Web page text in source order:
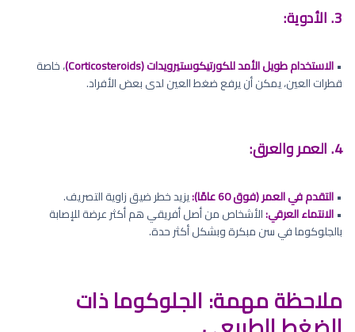
3. الأدوية:
•الاستخدام طويل الأمد للكورتيكوستيرويدات (Corticosteroids)
، خاصة
قطرات العين، يمكن أن يرفع ضغط العين لدى بعض الأفراد.
4. العمر والعرق:
•التقدم في العمر (فوق 60 عامًا):
يزيد خطر ضيق زاوية التصريف.
•الانتماء العرقي:الأشخاص من أصل أفريقي هم أكثر عرضة للإصابة
بالجلوكوما في سن مبكرة وبشكل أكثر حدة.
ملاحظة مهمة: الجلوكوما ذات